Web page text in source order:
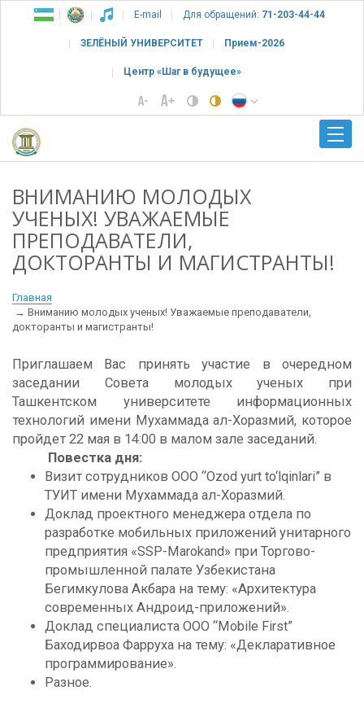
E-mail Для обращений: 71-203-44-44
ЗЕЛЁНЫЙ УНИВЕРСИТЕТ Прием-2026
Центр «Шаг в будущее»
ВНИМАНИЮ МОЛОДЫХ
УЧЕНЫХ! УВАЖАЕМЫЕ
ПРЕПОДАВАТЕЛИ,
ДОКТОРАНТЫ И МАГИСТРАНТЫ!
Главная
Вниманию молодых ученых! Уважаемые преподаватели,
докторанты и магистранты!
Приглашаем Вас принять участие в очередном
заседании Совета молодых ученых при
Ташкентском университете информационных
технологий имени Мухаммада ал-Хоразмий, которое
пройдет 22 мая в 14:00 в малом зале заседаний.
Повестка дня:
Визит сотрудников ООО “Ozod yurt to‘lqinlari” в
ТУИТ имени Мухаммада ал-Хоразмий.
Доклад проектного менеджера отдела по
разработке мобильных приложений унитарного
предприятия «SSP-Marokand» при Торгово-
промышленной палате Узбекистана
Бегимкулова Акбара на тему: «Архитектура
современных Андроид-приложений».
Доклад специалиста ООО “Mobile First”
Баходирвоа Фарруха на тему: «Декларативное
программирование».
Разное.